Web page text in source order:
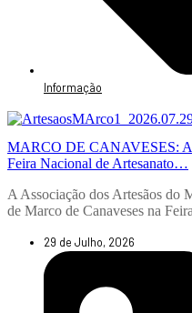
Informação
MARCO DE CANAVESES:
Feira Nacional de Artesanato…
A Associação dos Artesãos do
de Marco de Canaveses na
29 de Julho, 2026